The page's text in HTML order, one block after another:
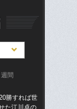
週間
勝すれば世
た江川卓の